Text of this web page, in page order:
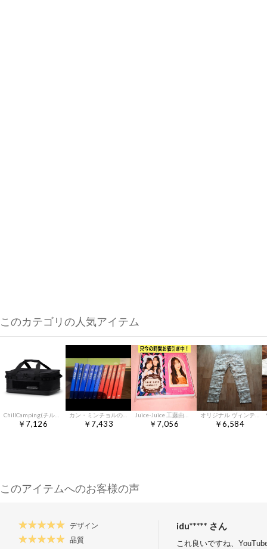
このカテゴリの人気アイテム
ChillCamping(チルキャンピング) キャンプ 収納ボックス コンテナボックス ツールボックス アウトドア 大容量 (ブラック, M)ts 2fe2bc52
￥7,126
カン・ミンチョルの過去問分析 読解 1 2 3 (An Ode 含む)
￥7,433 ￥7,056 ￥6,584
このアイテムへのお客様の声
デザイン
品質
idu***** さん
これ良いですね、